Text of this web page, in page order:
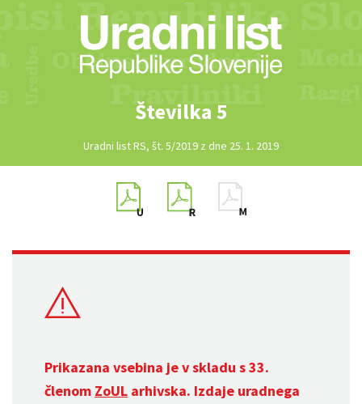
Številka 5
Uradni list RS, št. 5/2019 z dne 25. 1. 2019
Prikazana vsebina je v skladu s 33.
členom ZoUL arhivska. Izdaje uradnega